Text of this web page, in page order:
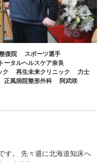
復院
スポーツ選手
トータルヘルスケア奈良
ク 再生未来クリニック
力士
正風病院整形外科
阿武咲
す。 先々週に北海道知床へ